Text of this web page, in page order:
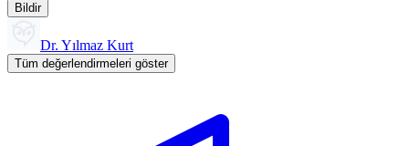
Bildir
Dr. Yılmaz Kurt
Tüm değerlendirmeleri göster